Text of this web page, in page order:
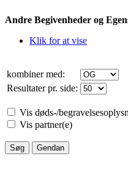
Andre Begivenheder og
Klik for at vise
kombiner med:
Resultater pr. side:
Vis døds-/
Vis partner(e)